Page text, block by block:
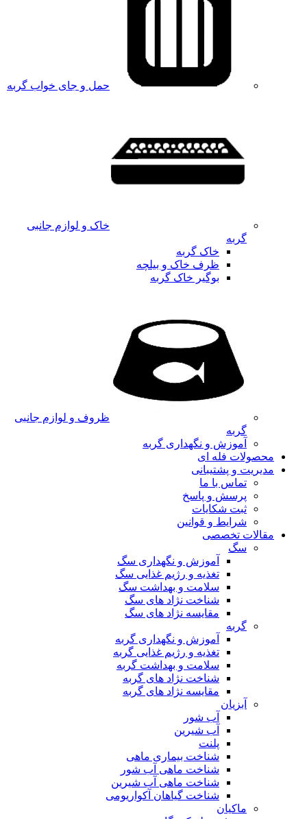
حمل و جای خواب گربه
خاک و لوازم جانبی
گربه
خاک گربه
ظرف خاک و بیلچه
بوگیر خاک گربه
ظروف و لوازم جانبی
گربه
آموزش و نگهداری گربه
محصولات فله ای
مدیریت و پشتیبانی
تماس با ما
پرسش و پاسخ
ثبت شکایات
شرایط و قوانین
مقالات تخصصی
سگ
آموزش و نگهداری سگ
تغذیه و رژیم غذایی سگ
سلامت و بهداشت سگ
شناخت نژاد های سگ
مقایسه نژاد های سگ
گربه
آموزش و نگهداری گربه
تغذیه و رژیم غذایی گربه
سلامت و بهداشت گربه
شناخت نژاد های گربه
مقایسه نژاد های گربه
آبزیان
آب شور
آب شیرین
پلنت
شناخت بیماری ماهی
شناخت ماهی آب شور
شناخت ماهی آب شیرین
شناخت گیاهان آکواریومی
ماکیان